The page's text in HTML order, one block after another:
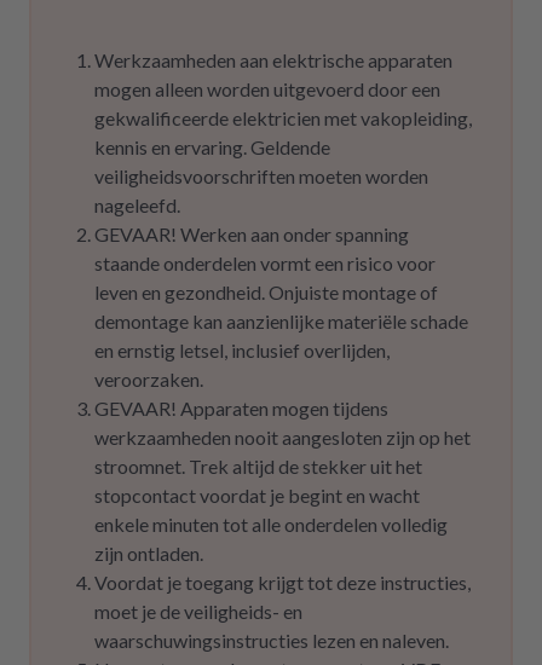
Werkzaamheden aan elektrische apparaten
mogen alleen worden uitgevoerd door een
gekwalificeerde elektricien met vakopleiding,
kennis en ervaring. Geldende
veiligheidsvoorschriften moeten worden
nageleefd.
GEVAAR! Werken aan onder spanning
staande onderdelen vormt een risico voor
leven en gezondheid. Onjuiste montage of
demontage kan aanzienlijke materiële schade
en ernstig letsel, inclusief overlijden,
veroorzaken.
GEVAAR! Apparaten mogen tijdens
werkzaamheden nooit aangesloten zijn op het
stroomnet. Trek altijd de stekker uit het
stopcontact voordat je begint en wacht
enkele minuten tot alle onderdelen volledig
zijn ontladen.
Voordat je toegang krijgt tot deze instructies,
moet je de veiligheids- en
waarschuwingsinstructies lezen en naleven.